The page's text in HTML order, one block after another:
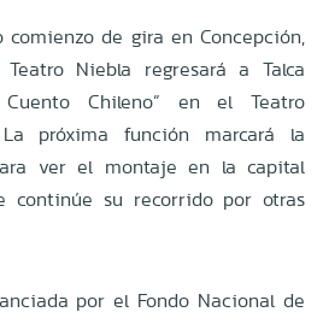
comienzo de gira en Concepción,
Niebla regresará a Talca
Chileno” en el Teatro
próxima función marcará la
ver el montaje en la capital
continúe su recorrido por otras
por el Fondo Nacional de